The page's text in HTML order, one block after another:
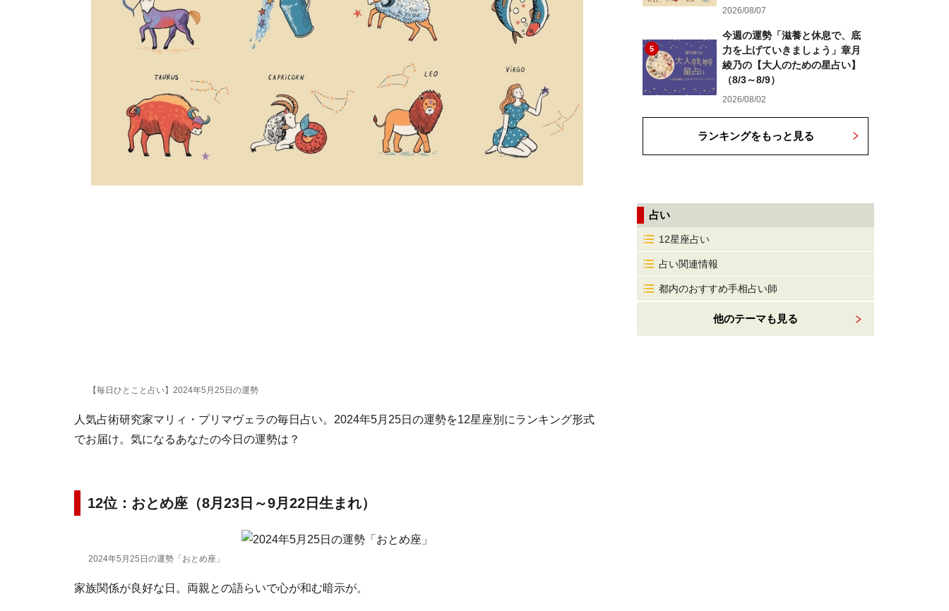
【毎日ひとこと占い】2024年5月25日の運勢
人気占術研究家マリィ・プリマヴェラの毎日占い。2024年5月25日の運勢を12星座別にランキング形式
でお届け。気になるあなたの今日の運勢は？
12位：おとめ座（8月23日～9月22日生まれ）
2024年5月25日の運勢「おとめ座」
家族関係が良好な日。両親との語らいで心が和む暗示が。
2026/08/07
5
今週の運勢「滋養と休息で、底
力を上げていきましょう」章月
綾乃の【大人のための星占い】
（8/3～8/9）
2026/08/02
ランキングをもっと見る
占い
12星座占い
占い関連情報
都内のおすすめ手相占い師
他のテーマも見る